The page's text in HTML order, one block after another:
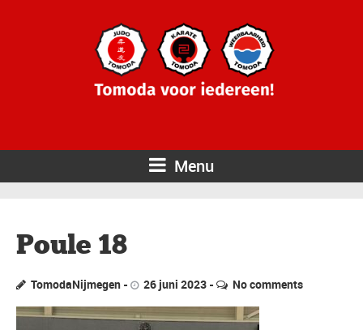
Menu
Poule 18
TomodaNijmegen 26 juni 2023 No comments